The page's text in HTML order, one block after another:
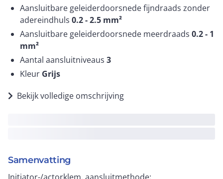
Aansluitbare geleiderdoorsnede fijndraads zonder
adereindhuls 0.2 - 2.5 mm²
Aansluitbare geleiderdoorsnede meerdraads 0.2 - 1
mm²
Aantal aansluitniveaus 3
Kleur Grijs
Bekijk volledige omschrijving
Samenvatting